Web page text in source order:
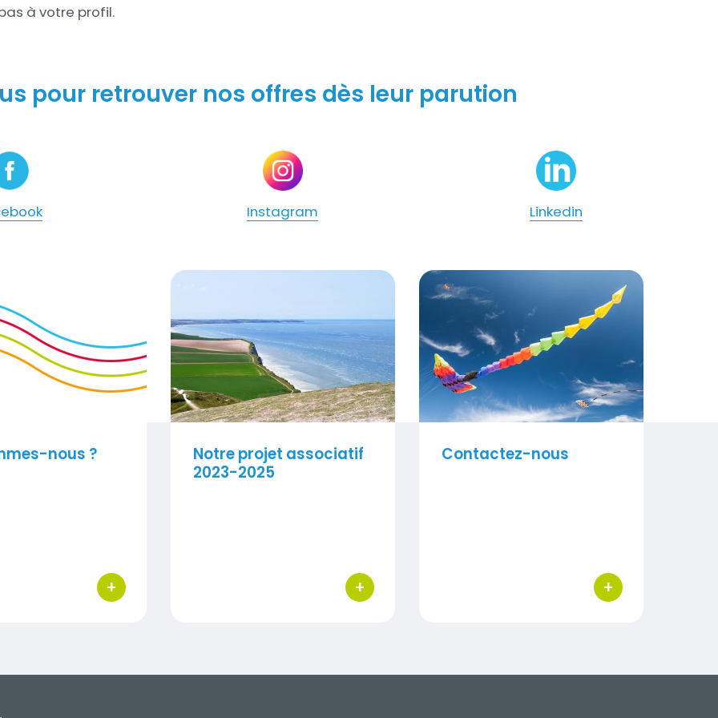
à votre profil.
pour retrouver nos offres dès leur parution
Instagram Linkedin
nous ?
+
bouton d'actions
Titre
Notre projet associatif 2023-2025
Visuel
Notre projet associatif
2023-2025
+
bouton d'actions
Titre
Contactez-nous
Visuel
Contactez-nous
+
bouton d'actions